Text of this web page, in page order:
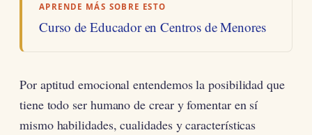
APRENDE MÁS SOBRE ESTO
Curso de Educador en Centros de Menores
Por aptitud emocional entendemos la posibilidad que
tiene todo ser humano de crear y fomentar en sí
mismo habilidades, cualidades y características